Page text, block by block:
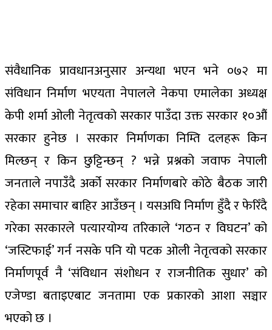
संवैधानिक प्रावधानअनुसार अन्यथा भएन भने ०७२ मा
संविधान निर्माण भएयता नेपालले नेकपा एमालेका अध्यक्ष
केपी शर्मा ओली नेतृत्वको सरकार पाउँदा उक्त सरकार १०औं
सरकार हुनेछ । सरकार निर्माणका निम्ति दलहरू किन
मिल्छन् र किन छुट्टिन्छन् ? भन्ने प्रश्नको जवाफ नेपाली
जनताले नपाउँदै अर्को सरकार निर्माणबारे कोठे बैठक जारी
रहेका समाचार बाहिर आउँछन् । यसअघि निर्माण हुँदै र फेरिँदै
गरेका सरकारले पत्यारयोग्य तरिकाले ‘गठन र विघटन’ को
‘जस्टिफाई’ गर्न नसके पनि यो पटक ओली नेतृत्वको सरकार
निर्माणपूर्व नै ‘संविधान संशोधन र राजनीतिक सुधार’ को
एजेण्डा बताइएबाट जनतामा एक प्रकारको आशा सञ्चार
भएको छ ।